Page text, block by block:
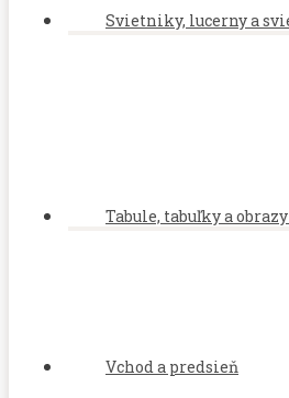
Svietniky, lucerny a
Tabule, tabuľky a obrazy
Vchod a predsieň